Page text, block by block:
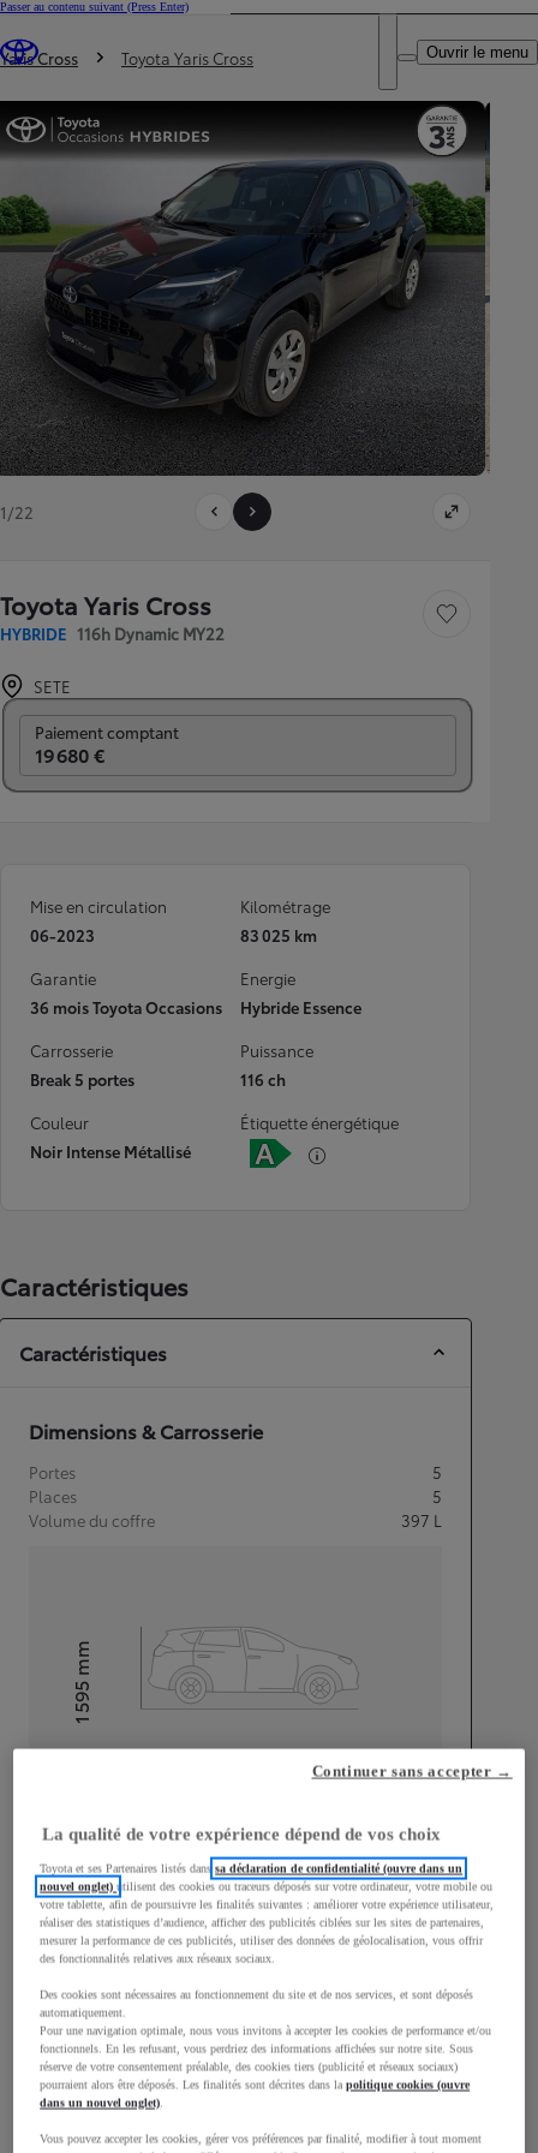
Passer au contenu suivant (Press Enter)
Trouvez un partenaire Toyota
DEALER NAME
Ouvrir le menu
Vous êtes ici
Yaris Cross Toyota Yaris Cross
1/22
Toyota Yaris Cross
HYBRIDE 116h Dynamic MY22
Sauvegarder le
SETE
Paiement comptant
19 680 €
Mise en circulation
06-2023
Kilométrage
83 025 km
Garantie
36 mois Toyota Occasions
Energie
Hybride Essence
Carrosserie
Break 5 portes
Puissance
116 ch
Couleur
Noir Intense Métallisé
Étiquette énergétique
Caractéristiques
Caractéristiques
Dimensions & Carrosserie
Portes
5
Places
5
Volume du coffre
397 L
Hauteur1 595
mm
Largeur
1 765mm
Consommation mixte
Consommation mixte 4,4L/100 km
La qualité de votre expérience dépend de vos choix
Toyota et ses Partenaires listés danssa déclaration de confidentialité (ouvre dans un
nouvel onglet)utilisent des cookies ou traceurs déposés sur votre ordinateur, votre mobile ou
votre tablette, afin de poursuivre les finalités suivantes : améliorer votre expérience utilisateur,
réaliser des statistiques d’audience, afficher des publicités ciblées sur les sites de partenaires,
mesurer la performance de ces publicités, utiliser des données de géolocalisation, vous offrir
des fonctionnalités relatives aux réseaux sociaux.
Des cookies sont nécessaires au fonctionnement du site et de nos services, et sont déposés
automatiquement.
Pour une navigation optimale, nous vous invitons à accepter les cookies de performance et/ou
fonctionnels. En les refusant, vous perdriez des informations affichées sur notre site. Sous
réserve de votre consentement préalable, des cookies tiers (publicité et réseaux sociaux)
pourraient alors être déposés. Les finalités sont décrites dans lapolitique cookies (ouvre
dans un nouvel onglet)
Vous pouvez accepter les cookies, gérer vos préférences par finalité, modifier à tout moment
Continuer sans accepter →